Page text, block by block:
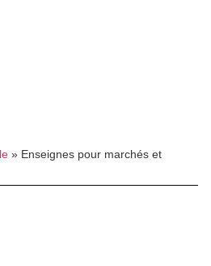
» Enseignes pour marchés et